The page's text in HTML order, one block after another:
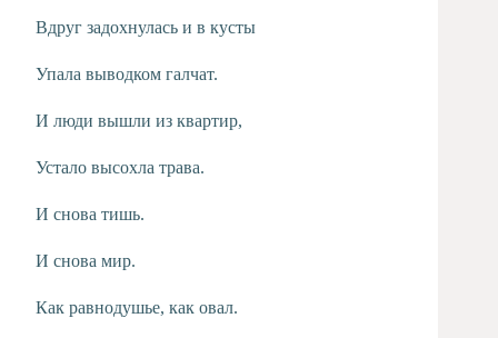
Вдруг задохнулась и в кусты
Упала выводком галчат.
И люди вышли из квартир,
Устало высохла трава.
И снова тишь.
И снова мир.
Как равнодушье, как овал.